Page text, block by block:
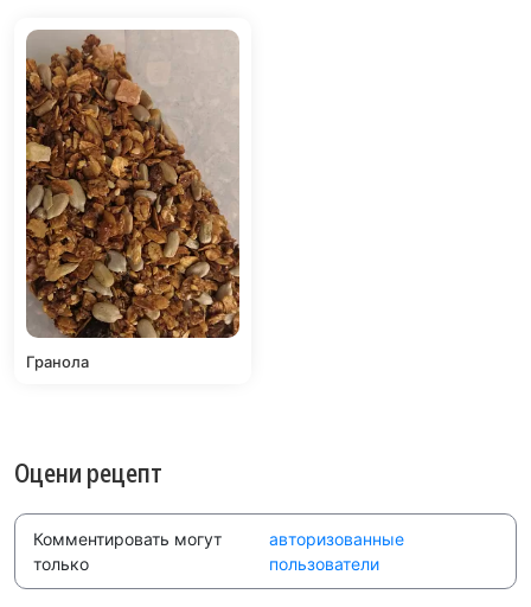
Гранола
Оцени рецепт
Комментировать могут
только
авторизованные
пользователи